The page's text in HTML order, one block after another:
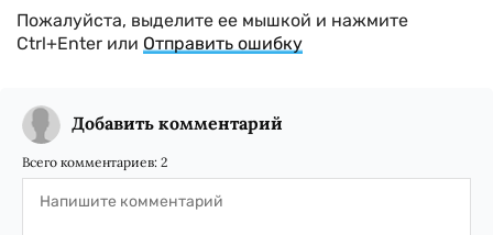
Пожалуйста, выделите ее мышкой и нажмите
Ctrl+Enter или Отправить ошибку
Добавить комментарий
Всего комментариев: 2